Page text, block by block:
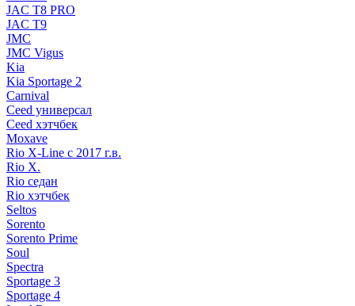
JAC T8 PRO
JAC T9
JMC
JMC Vigus
Kia
Kia Sportage 2
Carnival
Ceed универсал
Ceed хэтчбек
Moxave
Rio X-Line c 2017 г.в.
Rio X.
Rio седан
Rio хэтчбек
Seltos
Sorento
Sorento Prime
Soul
Spectra
Sportage 3
Sportage 4